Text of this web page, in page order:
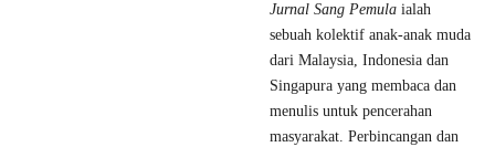
Jurnal Sang Pemula ialah
sebuah kolektif anak-anak muda
dari Malaysia, Indonesia dan
Singapura yang membaca dan
menulis untuk pencerahan
masyarakat. Perbincangan dan